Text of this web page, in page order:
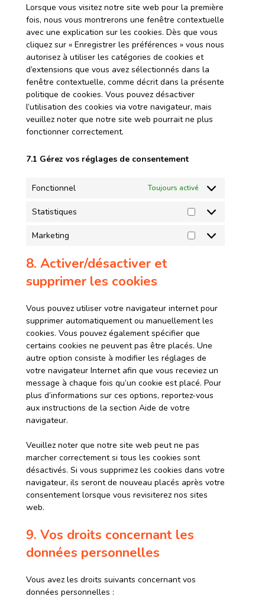
Lorsque vous visitez notre site web pour la première
fois, nous vous montrerons une fenêtre contextuelle
avec une explication sur les cookies. Dès que vous
cliquez sur « Enregistrer les préférences » vous nous
autorisez à utiliser les catégories de cookies et
d’extensions que vous avez sélectionnés dans la
fenêtre contextuelle, comme décrit dans la présente
politique de cookies. Vous pouvez désactiver
l’utilisation des cookies via votre navigateur, mais
veuillez noter que notre site web pourrait ne plus
fonctionner correctement.
7.1 Gérez vos réglages de consentement
Fonctionnel Toujours activé
Statistiques
Marketing
8. Activer/désactiver et
supprimer les cookies
Vous pouvez utiliser votre navigateur internet pour
supprimer automatiquement ou manuellement les
cookies. Vous pouvez également spécifier que
certains cookies ne peuvent pas être placés. Une
autre option consiste à modifier les réglages de
votre navigateur Internet afin que vous receviez un
message à chaque fois qu’un cookie est placé. Pour
plus d’informations sur ces options, reportez-vous
aux instructions de la section Aide de votre
navigateur.
Veuillez noter que notre site web peut ne pas
marcher correctement si tous les cookies sont
désactivés. Si vous supprimez les cookies dans votre
navigateur, ils seront de nouveau placés après votre
consentement lorsque vous revisiterez nos sites
web.
9. Vos droits concernant les
données personnelles
Vous avez les droits suivants concernant vos
données personnelles :